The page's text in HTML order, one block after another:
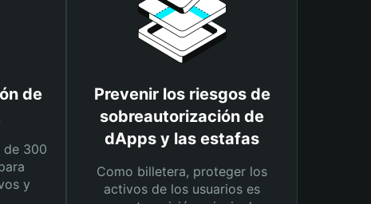
de
de 300
y
Prevenir los riesgos de
sobreautorización de
dApps y las estafas
Como billetera, proteger los
activos de los usuarios es